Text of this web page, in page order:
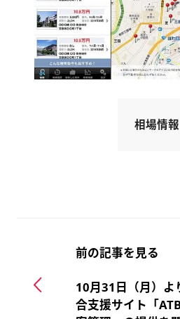
相場情報
前の記事を見る
10月31日（月）よ
合支援サイト「